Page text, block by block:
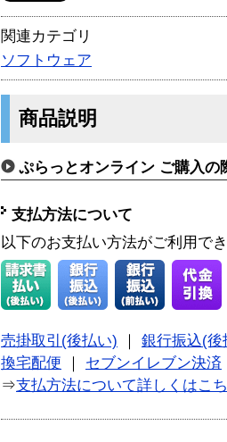
関連カテゴリ
ソフトウェア
商品説明
ぷらっとオンライン ご購入の
支払方法について
以下のお支払い方法がご利用で
売掛取引(後払い)
銀行振込(後
換宅配便
セブンイレブン決済
⇒支払方法について詳しくはこ